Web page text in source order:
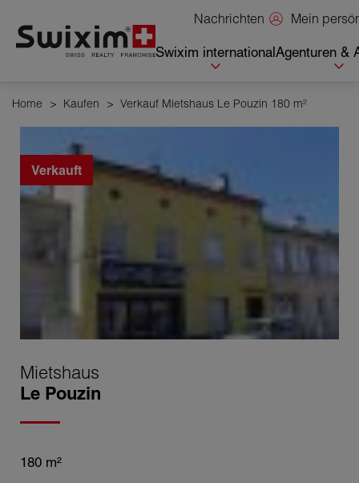
Nachrichten Mein
Swixim internationalAgenturen &
Home > Kaufen > Verkauf Mietshaus Le Pouzin 180 m²
Verkauft
Mietshaus
Le Pouzin
180 m²